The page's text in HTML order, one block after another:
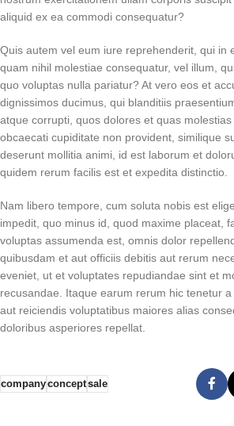
aliquid ex ea commodi consequatur?
Quis autem vel eum iure reprehenderit, qui in
quam nihil molestiae consequatur, vel illum,
quo voluptas nulla pariatur? At vero eos et
dignissimos ducimus, qui blanditiis
atque corrupti, quos dolores et quas molestias
obcaecati cupiditate non provident, similique
deserunt mollitia animi, id est laborum et
quidem rerum facilis est et expedita distinctio.
Nam libero tempore, cum soluta nobis est
impedit, quo minus id, quod maxime placeat,
voluptas assumenda est, omnis dolor
quibusdam et aut officiis debitis aut rerum
eveniet, ut et voluptates repudiandae sint et
recusandae. Itaque earum rerum hic tenetur
aut reiciendis voluptatibus maiores alias
doloribus asperiores repellat.
companyconceptsale